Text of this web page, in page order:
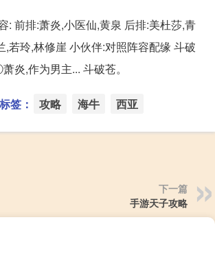
: 前排:萧炎,小医仙,黄泉 后排:美杜莎,青
,若玲,林修崖 小伙伴:对照阵容配缘 斗破
炎,作为男主... 斗破苍。
签： 攻略 海牛 西亚
下一篇
手游天子攻略